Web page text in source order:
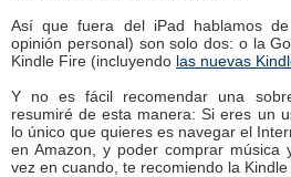
Así que fuera del iPad hablamos
opinión personal) son solo dos: o la
Kindle Fire (incluyendo las nuevas
Y no es fácil recomendar una
resumiré de esta manera: Si eres un
lo único que quieres es navegar el
en Amazon, y poder comprar música
vez en cuando, te recomiendo la Kindle